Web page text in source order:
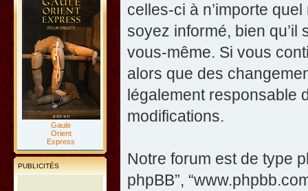
Gaule
Orient
Express
PUBLICITÉS
celles-ci à n’importe
soyez informé, bien
vous-même. Si vous
alors que des
légalement responsable
modifications.
Notre forum est de type
phpBB”,